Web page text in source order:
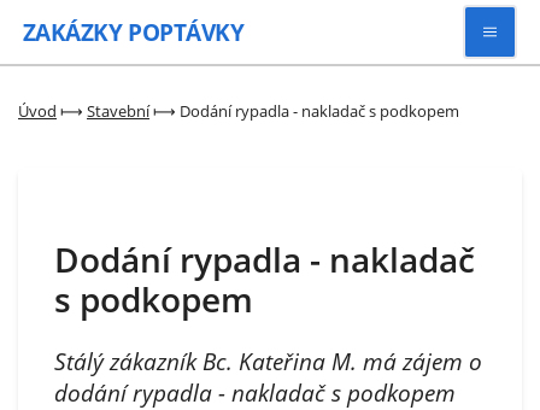
ZAKÁZKY POPTÁVKY
Vyhledávat
Kategorie
Zaregistrovat se
Úvod ⟼ Stavební⟼ Dodání rypadla - nakladač s podkopem
Dodání rypadla - nakladač
s podkopem
Stálý zákazník Bc. Kateřina M. má zájem o
dodání rypadla - nakladač s podkopem